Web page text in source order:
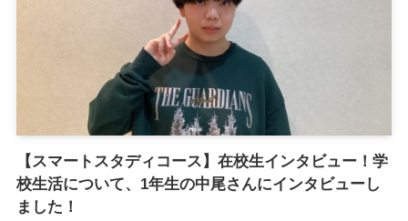
【スマートスタディコース】在校生インタビュー！学
校生活について、1年生の中尾さんにインタビューし
ました！